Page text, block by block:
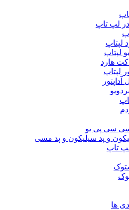
لپ تاپ
لپتاپ
لپتاپ
هارد
لپتاپ
سی پی یو
و پد سیلیکون و پد مسی
لپ تاپ
ها